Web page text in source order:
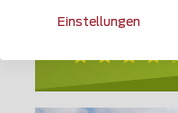
83435 Bad
Einstellungen